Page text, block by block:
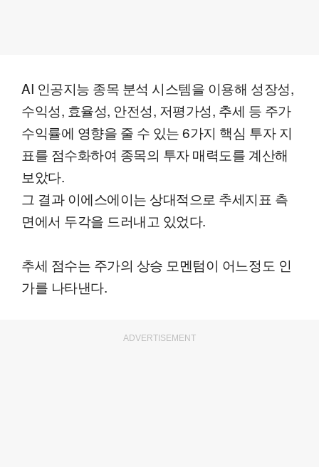
AI 인공지능 종목 분석 시스템을 이용해 성장성,
수익성, 효율성, 안전성, 저평가성, 추세 등 주가
수익률에 영향을 줄 수 있는 6가지 핵심 투자 지
표를 점수화하여 종목의 투자 매력도를 계산해
보았다.
그 결과 이에스에이는 상대적으로 추세지표 측
면에서 두각을 드러내고 있었다.
추세 점수는 주가의 상승 모멘텀이 어느정도 인
가를 나타낸다.
ADVERTISEMENT